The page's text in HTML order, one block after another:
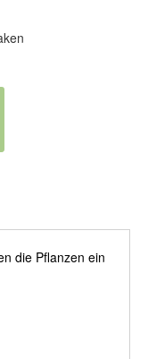
die Pflanzen ein